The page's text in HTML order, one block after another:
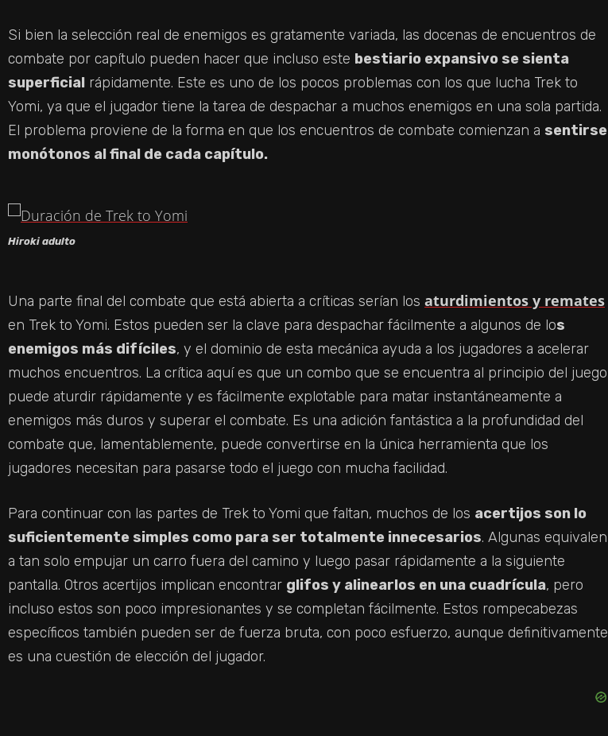
Si bien la selección real de enemigos es gratamente variada, las docenas de encuentros de
combate por capítulo pueden hacer que incluso este bestiario expansivo se sienta
superficial rápidamente. Este es uno de los pocos problemas con los que lucha Trek to
Yomi, ya que el jugador tiene la tarea de despachar a muchos enemigos en una sola partida.
El problema proviene de la forma en que los encuentros de combate comienzan a sentirse
monótonos al final de cada capítulo.
Hiroki adulto
Una parte final del combate que está abierta a críticas serían los aturdimientos y remates
en Trek to Yomi. Estos pueden ser la clave para despachar fácilmente a algunos de los
enemigos más difíciles, y el dominio de esta mecánica ayuda a los jugadores a acelerar
muchos encuentros. La crítica aquí es que un combo que se encuentra al principio del juego
puede aturdir rápidamente y es fácilmente explotable para matar instantáneamente a
enemigos más duros y superar el combate. Es una adición fantástica a la profundidad del
combate que, lamentablemente, puede convertirse en la única herramienta que los
jugadores necesitan para pasarse todo el juego con mucha facilidad.
Para continuar con las partes de Trek to Yomi que faltan, muchos de los acertijos son lo
suficientemente simples como para ser totalmente innecesarios. Algunas equivalen
a tan solo empujar un carro fuera del camino y luego pasar rápidamente a la siguiente
pantalla. Otros acertijos implican encontrar glifos y alinearlos en una cuadrícula, pero
incluso estos son poco impresionantes y se completan fácilmente. Estos rompecabezas
específicos también pueden ser de fuerza bruta, con poco esfuerzo, aunque definitivamente
es una cuestión de elección del jugador.